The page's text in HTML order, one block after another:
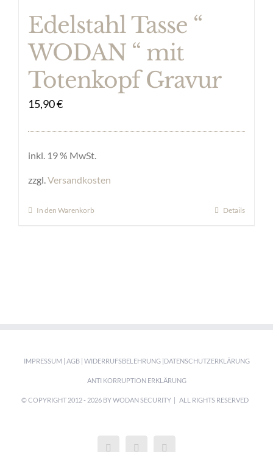
Edelstahl Tasse “
WODAN “ mit
Totenkopf Gravur
15,90€
inkl. 19 % MwSt.
zzgl.Versandkosten
In den Warenkorb Details
IMPRESSUM | AGB| WIDERRUFSBELEHRUNG|DATENSCHUTZERKLÄRUNG
ANTI KORRUPTION ERKLÄRUNG
© COPYRIGHT 2012 - 2026 BY WODAN SECURITY | ALL RIGHTS RESERVED